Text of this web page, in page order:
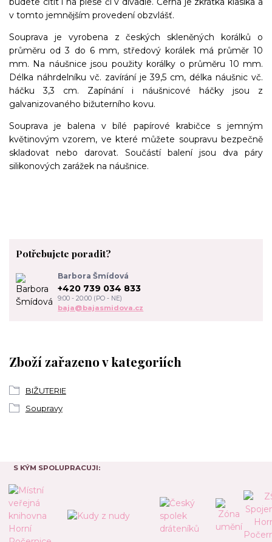
v tomto jemnějším provedení obzvlášť.
Souprava je vyrobena z českých skleněných korálků o
průměru od 3 do 6 mm, středový korálek má průměr 10
mm. Na náušnice jsou použity korálky o průměru 10 mm.
Délka náhrdelníku vč. zavírání je 39,5 cm, délka náušnic vč.
háčku 3,3 cm. Zapínání i náušnicové háčky jsou z
galvanizovaného bižuterního kovu.
Souprava je balena v bílé papírové krabičce s jemným
květinovým vzorem, ve které můžete soupravu bezpečně
skladovat nebo darovat. Součástí balení jsou dva páry
silikonových zarážek na náušnice.
Zboží zařazeno v kategoriích
BIŽUTERIE
Soupravy
Potřebujete poradit?
Barbora Šmídová
+420 739 034 833
9:00 - 20:00 (PO - NE)
baja@bajasmidova.cz
S KÝM SPOLUPRACUJI: